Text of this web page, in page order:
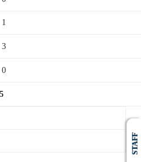
1
3
0
5
STAFF